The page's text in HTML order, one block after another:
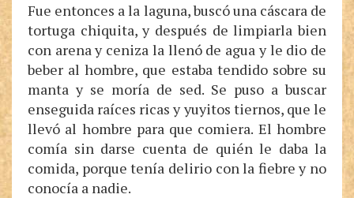
Fue entonces a la laguna, buscó una cáscara de
tortuga chiquita, y después de limpiarla bien
con arena y ceniza la llenó de agua y le dio de
beber al hombre, que estaba tendido sobre su
manta y se moría de sed. Se puso a buscar
enseguida raíces ricas y yuyitos tiernos, que le
llevó al hombre para que comiera. El hombre
comía sin darse cuenta de quién le daba la
comida, porque tenía delirio con la fiebre y no
conocía a nadie.